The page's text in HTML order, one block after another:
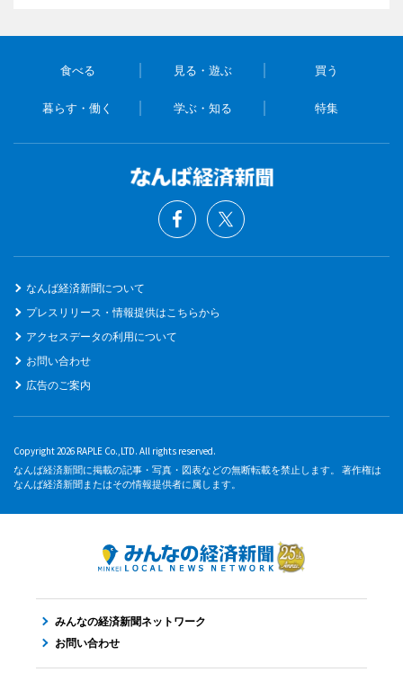
食べる 見る・遊ぶ 買う
暮らす・働く 学ぶ・知る 特集
なんば経済新聞について
プレスリリース・情報提供はこちらから
アクセスデータの利用について
お問い合わせ
広告のご案内
Copyright 2026 RAPLE Co.,LTD. All rights reserved.
なんば経済新聞に掲載の記事・写真・図表などの無断転載を禁止します。 著作権は
なんば経済新聞またはその情報提供者に属します。
みんなの経済新聞ネットワーク
お問い合わせ